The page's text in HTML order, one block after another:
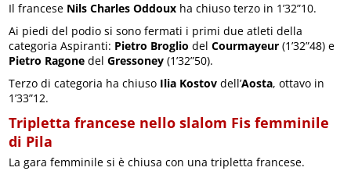
Il francese Nils Charles Oddoux ha chiuso terzo in 1’32”10.
Ai piedi del podio si sono fermati i primi due atleti della
categoria Aspiranti: Pietro Broglio delCourmayeur (1’32”48) e
Pietro Ragone delGressoney (1’32”50).
Terzo di categoria ha chiuso Ilia Kostov dell’Aosta, ottavo in
1’33”12.
Tripletta francese nello slalom Fis femminile
di Pila
La gara femminile si è chiusa con una tripletta francese.